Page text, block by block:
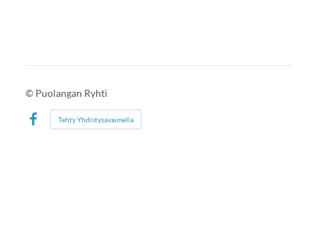
© Puolangan Ryhti
Facebook
Tehty Yhdistysavaimella